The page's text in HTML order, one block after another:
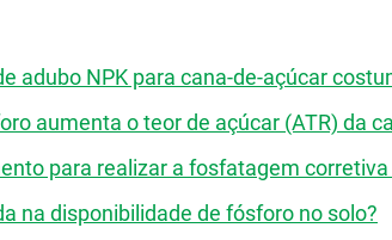
adubo NPK para cana-de-açúcar
aumenta o teor de açúcar (ATR) da
para realizar a fosfatagem
na disponibilidade de fósforo no solo?